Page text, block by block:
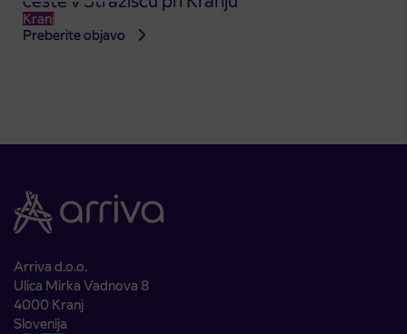
Kranj
Preberite objavo
Arriva d.o.o.
Ulica Mirka Vadnova 8
4000 Kranj
Slovenija